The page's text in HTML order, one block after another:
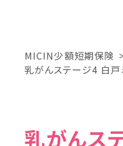
MICIN少額短期保険
乳がんステージ4 白戸
乳がんス